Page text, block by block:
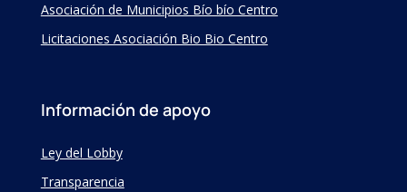
Asociación de Municipios Bío bío Centro
Licitaciones Asociación Bio Bio Centro
Información de apoyo
Ley del Lobby
Transparencia